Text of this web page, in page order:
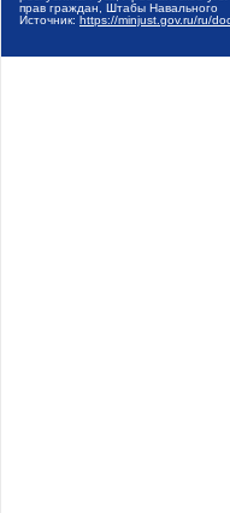
прав граждан, Штабы Навального
Источник: https://minjust.gov.ru/ru/